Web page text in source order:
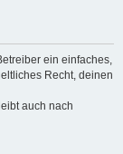
ein einfaches,
Recht, deinen
auch nach